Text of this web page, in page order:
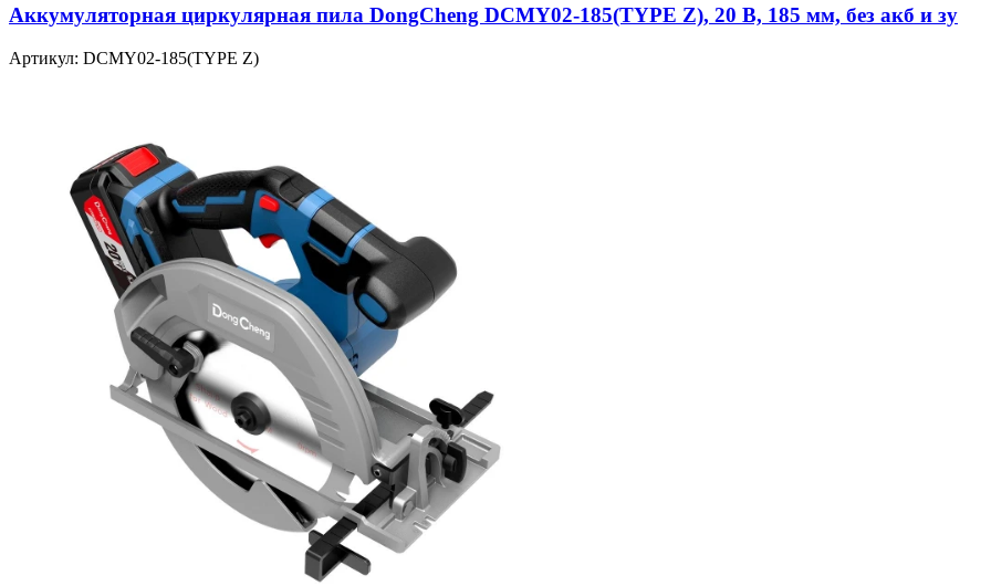
Аккумуляторная циркулярная пила DongCheng DCMY02-185(TYPE Z), 20 В, 185 мм, без акб и зу
Артикул: DCMY02-185(TYPE Z)